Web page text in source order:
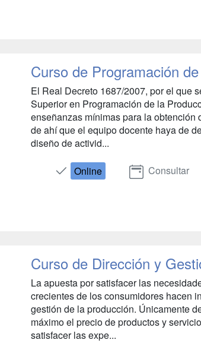
Curso de Programación
El Real Decreto 1687/2007, por el que
Superior en Programación de la
enseñanzas mínimas para la
de ahí que el equipo docente haya de
diseño de activid...
Online Consultar
Curso de Dirección y
La apuesta por satisfacer las
crecientes de los consumidores hacen
gestión de la producción. Únicamente
máximo el precio de productos y
satisfacer las expe...